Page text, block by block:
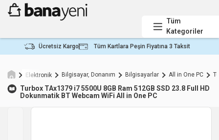
Tüm
Kategoriler
Ücretsiz Kargo Tüm Kartlara Peşin Fiyatına 3 Taksit
Elektronik Bilgisayar, Donanım Bilgisayarlar All in One PC
Turbox TAx1379 i7 5500U 8GB Ram 512GB SSD 23.8 Full HD
Dokunmatik BT Webcam WiFi All in One PC